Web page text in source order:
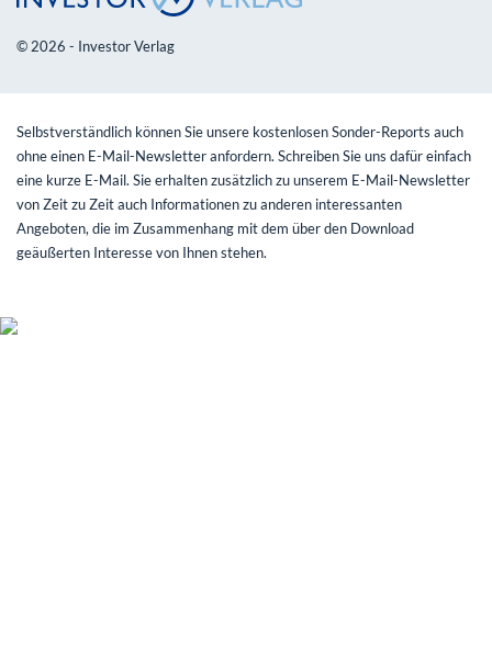
© 2026 - Investor Verlag
Selbstverständlich können Sie unsere kostenlosen Sonder-Reports auch
ohne einen E-Mail-Newsletter anfordern. Schreiben Sie uns dafür einfach
eine kurze E-Mail. Sie erhalten zusätzlich zu unserem E-Mail-Newsletter
von Zeit zu Zeit auch Informationen zu anderen interessanten
Angeboten, die im Zusammenhang mit dem über den Download
geäußerten Interesse von Ihnen stehen.